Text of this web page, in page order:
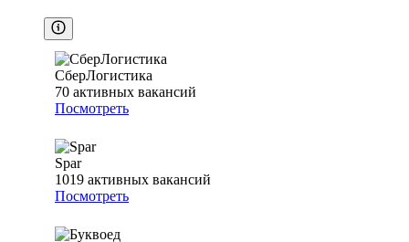
СберЛогистика
70 активных вакансий
Посмотреть
Spar
1019 активных вакансий
Посмотреть